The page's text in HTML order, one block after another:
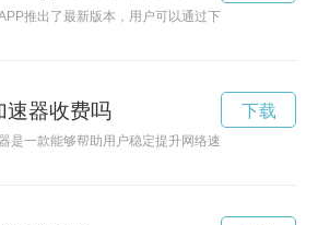
推出了最新版本，用户可以通过下载获得更多惊
速器收费吗
是一款能够帮助用户稳定提升网络速度的工具，结
下载